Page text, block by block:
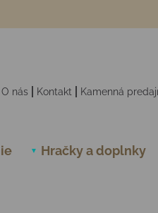
O nás Kontakt Kamenná
Hračky a doplnky